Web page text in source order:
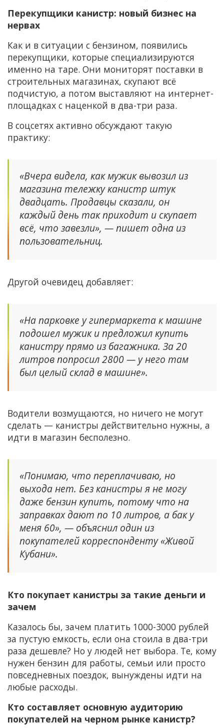
Перекупщики канистр: новый бизнес на
нервах
Как и в ситуации с бензином, появились
перекупщики, которые специализируются
именно на таре. Они мониторят поставки в
строительных магазинах, скупают всё
подчистую, а потом выставляют на интернет-
площадках с наценкой в два-три раза.
В соцсетях активно обсуждают такую
практику:
«Вчера видела, как мужик вывозил из
магазина тележку канистр штук
двадцать. Продавцы сказали, он
каждый день так приходит и скупает
всё, что завезли», — пишет одна из
пользовательниц.
Другой очевидец добавляет:
«На парковке у гипермаркета к машине
подошел мужик и предложил купить
канистру прямо из багажника. За 20
литров попросил 2800 — у него там
был целый склад в машине».
Водители возмущаются, но ничего не могут
сделать — канистры действительно нужны, а
идти в магазин бесполезно.
«Понимаю, что переплачиваю, но
выхода нет. Без канистры я не могу
даже бензин купить, потому что на
заправках дают по 10 литров, а бак у
меня 60», — объяснил один из
покупателей корреспонденту «Живой
Кубани».
Кто покупает канистры за такие деньги и
зачем
Казалось бы, зачем платить 1000-3000 рублей
за пустую емкость, если она стоила в два-три
раза дешевле? Но у людей нет выбора. Те, кому
нужен бензин для работы, семьи или просто
повседневных поездок, вынуждены идти на
любые расходы.
Кто составляет основную аудиторию
покупателей на черном рынке канистр?